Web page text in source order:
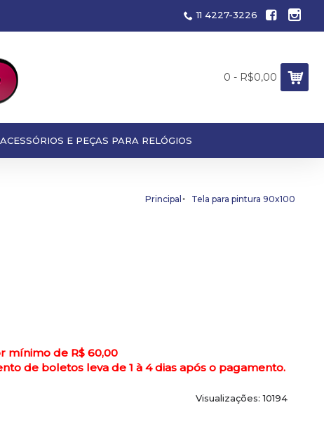
11 4227-3226
0 - R$0,00
ACESSÓRIOS E PEÇAS PARA RELÓGIOS
Principal Tela para pintura 90x100
mínimo de R$ 60,00
de boletos leva de 1 à 4 dias após o pagamento.
Visualizações: 10194